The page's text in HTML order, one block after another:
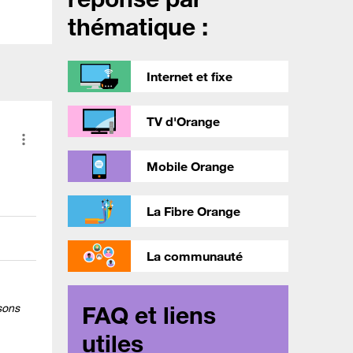
thématique :
Internet et fixe
TV d'Orange
Mobile Orange
La Fibre Orange
La communauté
FAQ et liens
utiles